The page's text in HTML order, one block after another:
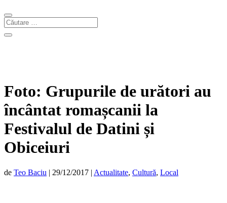
Foto: Grupurile de urători au
încântat romașcanii la
Festivalul de Datini și
Obiceiuri
de Teo Baciu | 29/12/2017 | Actualitate, Cultură, Local